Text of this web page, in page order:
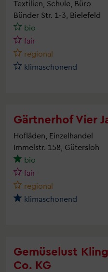
Textilien, Schule, Büro
Bünder Str. 1-3, Bielefeld
bio
fair
regional
klimaschonend
Gärtnerhof Vier
Hofläden, Einzelhandel
Immelstr. 158, Gütersloh
bio
fair
regional
klimaschonend
Gemüselust
Co. KG